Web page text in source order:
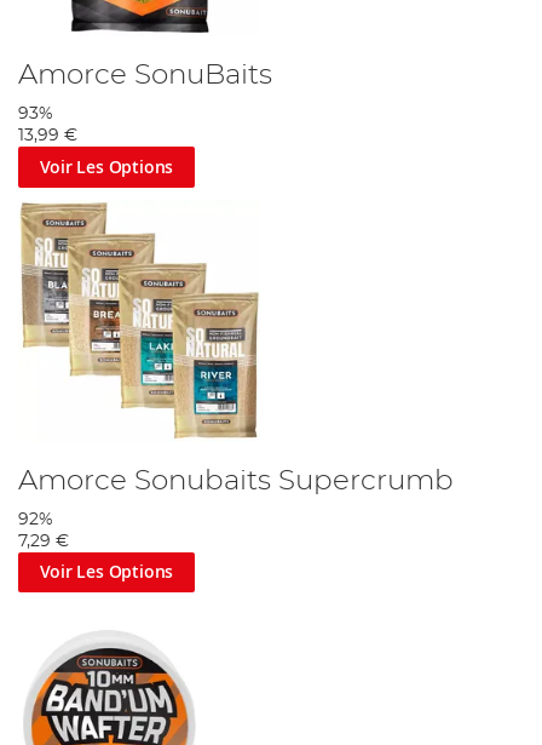
Amorce SonuBaits
93%
13,99 €
Voir Les Options
Amorce Sonubaits Supercrumb
92%
7,29 €
Voir Les Options